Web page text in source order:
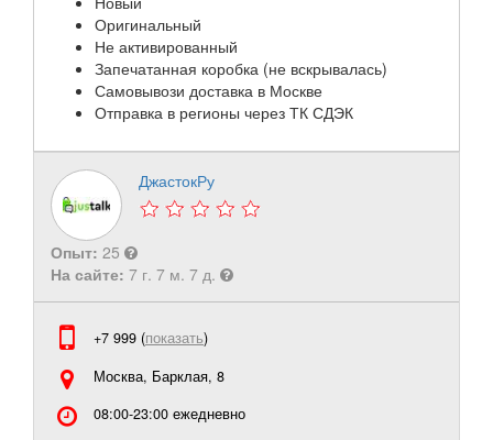
Оригинальный
Не активированный
Запечатанная коробка (не вскрывалась)
Самовывози доставка в Москве
Отправка в регионы через ТК СДЭК
ДжастокРу
Опыт: 25
На сайте: 7 г. 7 м. 7 д.
+7 999 (показать)
Москва, Барклая, 8
08:00-23:00 ежедневно